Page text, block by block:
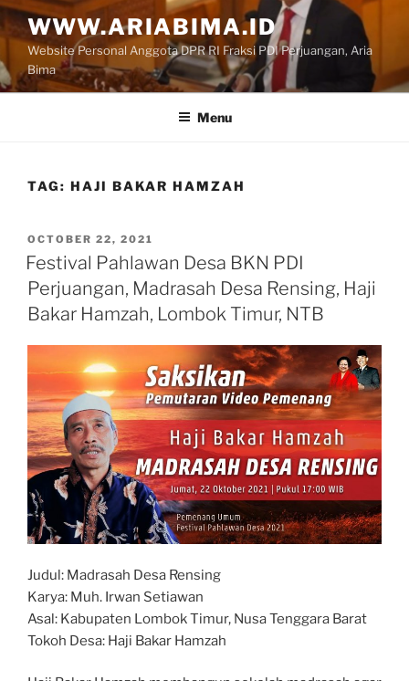
Skip
to
content
WWW.ARIABIMA.ID
Website Personal Anggota DPR RI Fraksi PDI Perjuangan, Aria
Bima
Menu
TAG: HAJI BAKAR HAMZAH
POSTED
ON
OCTOBER 22, 2021
Festival Pahlawan Desa BKN PDI
Perjuangan, Madrasah Desa Rensing, Haji
Bakar Hamzah, Lombok Timur, NTB
Judul: Madrasah Desa Rensing
Karya: Muh. Irwan Setiawan
Asal: Kabupaten Lombok Timur, Nusa Tenggara Barat
Tokoh Desa: Haji Bakar Hamzah